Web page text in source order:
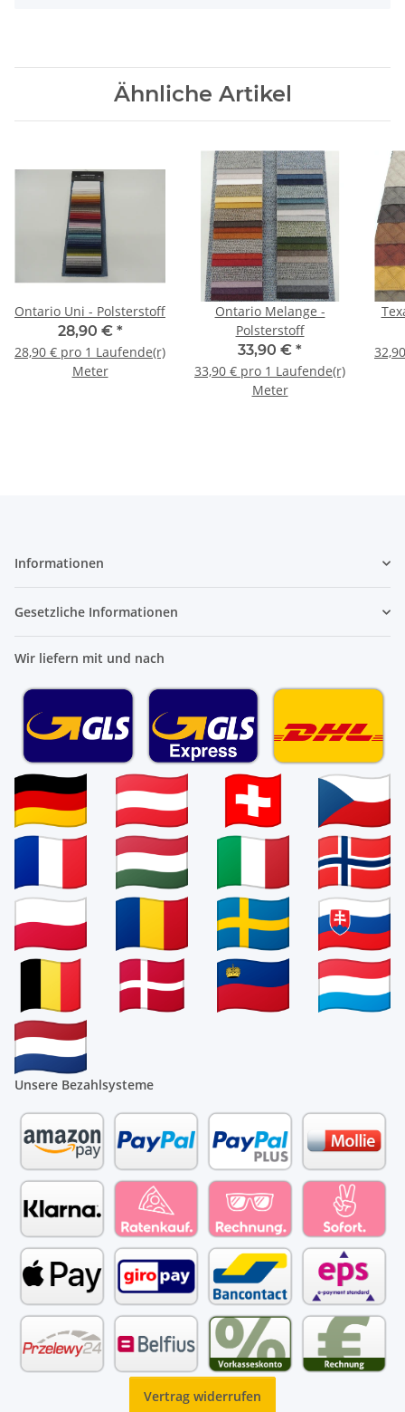
Ähnliche Artikel
Ontario Uni - Polsterstoff
28,90 € *
28,90 € pro 1 Laufende(r)
Meter
Ontario Melange -
Polsterstoff
33,90 € *
33,90 € pro 1 Laufende(r)
Meter
Informationen
Gesetzliche Informationen
Wir liefern mit und nach
Unsere Bezahlsysteme
Vertrag widerrufen